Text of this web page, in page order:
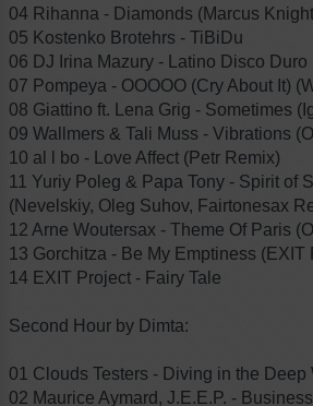
04 Rihanna - Diamonds (Marcus
05 Kostenko Brotehrs - TiBiDu
06 DJ Irina Mazury - Latino Disco Duro
07 Pompeya - OOOOO (Cry About It)
08 Giattino ft. Lena Grig - Sometimes
09 Wallmers & Tali Muss - Vibrations
10 al l bo - Love Affect (Petr Remix)
11 Yuriy Poleg & Papa Tony - Spirit of
(Nevelskiy, Oleg Suhov, Fairtonesax
12 Arne Woutersax - Theme Of Paris
13 Gorchitza - Be My Emptiness (EXIT
14 EXIT Project - Fairy Tale
Second Hour by Dimta:
01 Clouds Testers - Diving in the
02 Maurice Aymard, J.E.E.P. -